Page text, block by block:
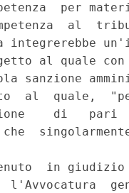
per
al
integrerebbe
al quale con
sanzione
al  quale,
di   pari
in